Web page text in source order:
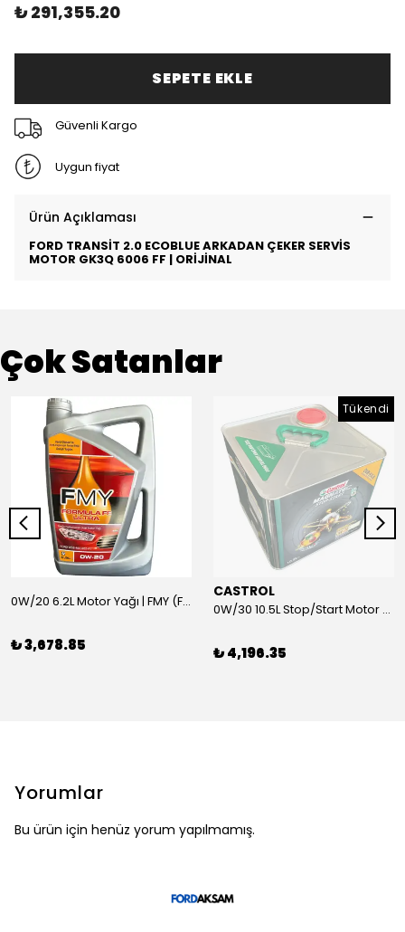
₺ 291,355.20
SEPETE EKLE
Güvenli Kargo
Uygun fiyat
Ürün Açıklaması
FORD TRANSİT 2.0 ECOBLUE ARKADAN ÇEKER SERVİS
MOTOR GK3Q 6006 FF | ORİJİNAL
Çok Satanlar
0W/20 6.2L Motor Yağı | FMY (Ford Motor Yağları)
₺ 3,678.85
Tükendi
CASTROL
0W/30 10.5L Stop/Start Motor Yağı | CASTROL
₺ 4,196.35
Yorumlar
Bu ürün için henüz yorum yapılmamış.